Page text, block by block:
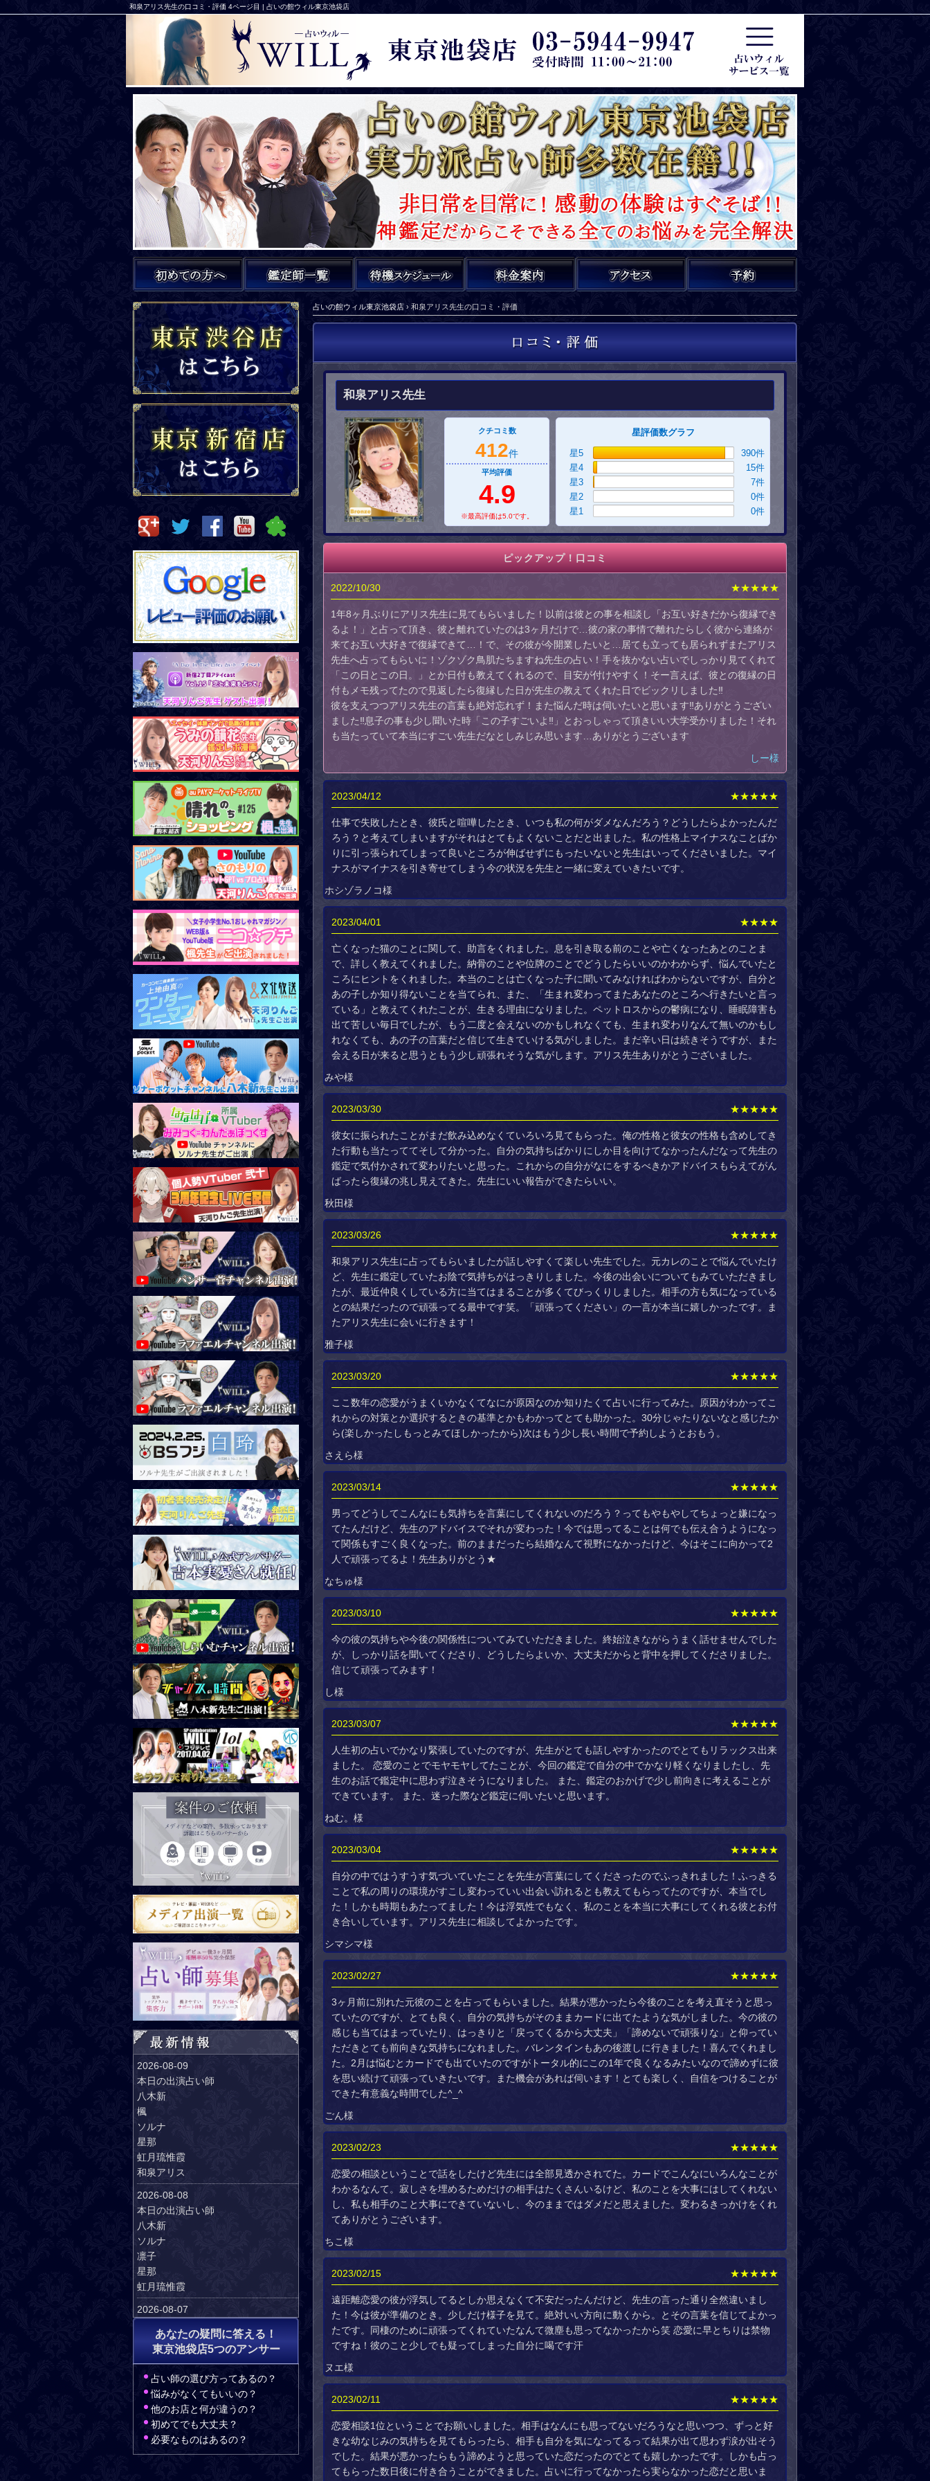
和泉アリス先生の口コミ・評価 4ページ目 | 占いの館ウィル東京池袋店
占いの館ウィル東京池袋店 › 和泉アリス先生の口コミ・評価
和泉アリス先生
クチコミ数
412件
平均評価
4.9
※最高評価は5.0です。
星評価数グラフ
星5
390件
星4
15件
星3
7件
星2
0件
星1
0件
ピックアップ！口コミ
2022/10/30 ★★★★★
1年8ヶ月ぶりにアリス先生に見てもらいました！以前は彼との事を相談し「お互い好きだから復縁でき
るよ！」と占って頂き、彼と離れていたのは3ヶ月だけで…彼の家の事情で離れたらしく彼から連絡が
来てお互い大好きで復縁できて…！で、その彼が今開業したいと…居ても立っても居られずまたアリス
先生へ占ってもらいに！ゾクゾク鳥肌たちますね先生の占い！手を抜かない占いでしっかり見てくれて
「この日とこの日。」とか日付も教えてくれるので、目安が付けやすく！そー言えば、彼との復縁の日
付もメモ残ってたので見返したら復縁した日が先生の教えてくれた日でビックリしました‼️
彼を支えつつアリス先生の言葉も絶対忘れず！また悩んだ時は伺いたいと思います‼️ありがとうござい
ました‼️息子の事も少し聞いた時「この子すごいよ‼️」とおっしゃって頂きいい大学受かりました！それ
も当たっていて本当にすごい先生だなとしみじみ思います…ありがとうございます
しー様
2023/04/12 ★★★★★
仕事で失敗したとき、彼氏と喧嘩したとき、いつも私の何がダメなんだろう？どうしたらよかったんだ
ろう？と考えてしまいますがそれはとてもよくないことだと出ました。私の性格上マイナスなことばか
りに引っ張られてしまって良いところが伸ばせずにもったいないと先生はいってくださいました。マイ
ナスがマイナスを引き寄せてしまう今の状況を先生と一緒に変えていきたいです。
ホシゾラノコ様
2023/04/01 ★★★★
亡くなった猫のことに関して、助言をくれました。息を引き取る前のことや亡くなったあとのことま
で、詳しく教えてくれました。納骨のことや位牌のことでどうしたらいいのかわからず、悩んでいたと
ころにヒントをくれました。本当のことは亡くなった子に聞いてみなければわからないですが、自分と
あの子しか知り得ないことを当てられ、また、「生まれ変わってまたあなたのところへ行きたいと言っ
ている」と教えてくれたことが、生きる理由になりました。ペットロスからの鬱病になり、睡眠障害も
出て苦しい毎日でしたが、もう二度と会えないのかもしれなくても、生まれ変わりなんて無いのかもし
れなくても、あの子の言葉だと信じて生きていける気がしました。まだ辛い日は続きそうですが、また
会える日が来ると思うともう少し頑張れそうな気がします。アリス先生ありがとうございました。
みや様
2023/03/30 ★★★★★
彼女に振られたことがまだ飲み込めなくていろいろ見てもらった。俺の性格と彼女の性格も含めしてき
た行動も当たっててそして分かった。自分の気持ちばかりにしか目を向けてなかったんだなって先生の
鑑定で気付かされて変わりたいと思った。これからの自分がなにをするべきかアドバイスもらえてがん
ばったら復縁の兆し見えてきた。先生にいい報告ができたらいい。
秋田様
2023/03/26 ★★★★★
和泉アリス先生に占ってもらいましたが話しやすくて楽しい先生でした。元カレのことで悩んでいたけ
ど、先生に鑑定していたお陰で気持ちがはっきりしました。今後の出会いについてもみていただきまし
たが、最近仲良くしている方に当てはまることが多くてびっくりしました。相手の方も気になっている
との結果だったので頑張ってる最中です笑。「頑張ってください」の一言が本当に嬉しかったです。ま
たアリス先生に会いに行きます！
雅子様
2023/03/20 ★★★★★
ここ数年の恋愛がうまくいかなくてなにが原因なのか知りたくて占いに行ってみた。原因がわかってこ
れからの対策とか選択するときの基準とかもわかってとても助かった。30分じゃたりないなと感じたか
ら(楽しかったしもっとみてほしかったから)次はもう少し長い時間で予約しようとおもう。
さえら様
2023/03/14 ★★★★★
男ってどうしてこんなにも気持ちを言葉にしてくれないのだろう？ってもやもやしてちょっと嫌になっ
てたんだけど、先生のアドバイスでそれが変わった！今では思ってることは何でも伝え合うようになっ
て関係もすごく良くなった。前のままだったら結婚なんて視野になかったけど、今はそこに向かって2
人で頑張ってるよ！先生ありがとう★
なちゅ様
2023/03/10 ★★★★★
今の彼の気持ちや今後の関係性についてみていただきました。終始泣きながらうまく話せませんでした
が、しっかり話を聞いてくださり、どうしたらよいか、大丈夫だからと背中を押してくださりました。
信じて頑張ってみます！
し様
2023/03/07 ★★★★★
人生初の占いでかなり緊張していたのですが、先生がとても話しやすかったのでとてもリラックス出来
ました。 恋愛のことでモヤモヤしてたことが、今回の鑑定で自分の中でかなり軽くなりましたし、先
生のお話で鑑定中に思わず泣きそうになりました。 また、鑑定のおかげで少し前向きに考えることが
できています。 また、迷った際など鑑定に伺いたいと思います。
ねむ。様
2023/03/04 ★★★★★
自分の中ではうすうす気づいていたことを先生が言葉にしてくださったのでふっきれました！ふっきる
ことで私の周りの環境がすこし変わっていい出会い訪れるとも教えてもらってたのですが、本当でし
た！しかも時期もあたってました！今は浮気性でもなく、私のことを本当に大事にしてくれる彼とお付
き合いしています。アリス先生に相談してよかったです。
シマシマ様
2023/02/27 ★★★★★
3ヶ月前に別れた元彼のことを占ってもらいました。結果が悪かったら今後のことを考え直そうと思っ
ていたのですが、とても良く、自分の気持ちがそのままカードに出てたような気がしました。今の彼の
感じも当てはまっていたり、はっきりと「戻ってくるから大丈夫」「諦めないで頑張りな」と仰ってい
ただきとても前向きな気持ちになれました。バレンタインもあの後渡しに行きました！喜んでくれまし
た。2月は悩むとカードでも出ていたのですがトータル的にこの1年で良くなるみたいなので諦めずに彼
を思い続けて頑張っていきたいです。また機会があれば伺います！とても楽しく、自信をつけることが
できた有意義な時間でした^_^
ごん様
2023/02/23 ★★★★★
恋愛の相談ということで話をしたけど先生には全部見透かされてた。カードでこんなにいろんなことが
わかるなんて。寂しさを埋めるためだけの相手はたくさんいるけど、私のことを大事にはしてくれない
し、私も相手のこと大事にできていないし、今のままではダメだと思えました。変わるきっかけをくれ
てありがとうございます。
ちこ様
2023/02/15 ★★★★★
遠距離恋愛の彼が浮気してるとしか思えなくて不安だったんだけど、先生の言った通り全然違いまし
た！今は彼が準備のとき。少しだけ様子を見て。絶対いい方向に動くから。とその言葉を信じてよかっ
たです。同棲のために頑張ってくれていたなんて微塵も思ってなかったから笑 恋愛に早とちりは禁物
ですね！彼のこと少しでも疑ってしまった自分に喝です汗
ヌエ様
2023/02/11 ★★★★★
恋愛相談1位ということでお願いしました。相手はなんにも思ってないだろうなと思いつつ、ずっと好
きな幼なじみの気持ちを見てもらったら、相手も自分を気になってるって結果が出て思わず涙が出そう
でした。結果が悪かったらもう諦めようと思っていた恋だったのでとても嬉しかったです。しかも占っ
てもらった数日後に付き合うことができました。占いに行ってなかったら実らなかった恋だと思いま
2026-08-09
本日の出演占い師
八木新
楓
ソルナ
星那
虹月琉惟霞
和泉アリス
2026-08-08
本日の出演占い師
八木新
ソルナ
凛子
星那
虹月琉惟霞
2026-08-07
八木新
星那
和泉アリス
2026-08-06
本日の出演占い師
天河りんご
あなたの疑問に答える！
東京池袋店5つのアンサー
占い師の選び方ってあるの？
悩みがなくてもいいの？
他のお店と何が違うの？
初めてでも大丈夫？
必要なものはあるの？